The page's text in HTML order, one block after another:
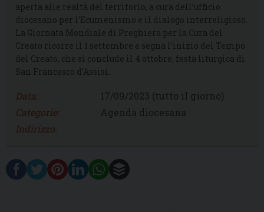
aperta alle realtà del territorio, a cura dell’ufficio
diocesano per l’Ecumenismo e il dialogo interreligioso.
La Giornata Mondiale di Preghiera per la Cura del
Creato ricorre il 1 settembre e segna l’inizio del Tempo
del Creato, che si conclude il 4 ottobre, festa liturgica di
San Francesco d’Assisi.
Data: 17/09/2023 (tutto il giorno)
Categorie:
Agenda diocesana
Indirizzo: